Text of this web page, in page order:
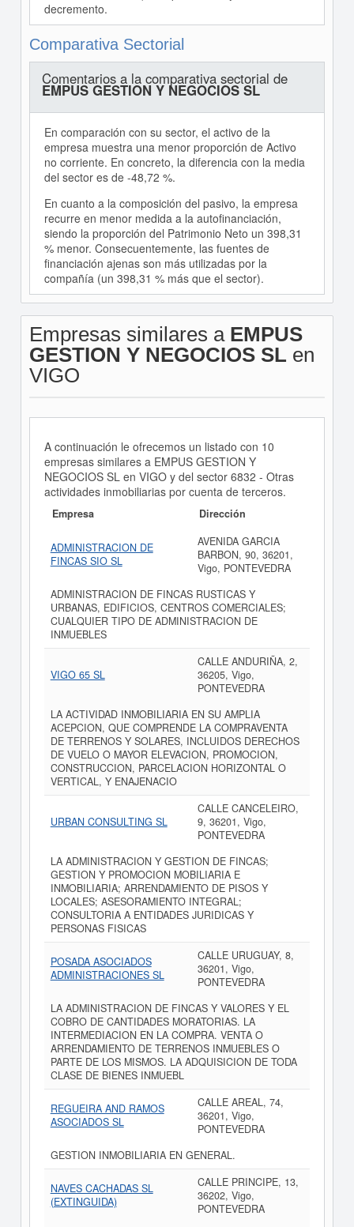
decremento.
Comparativa Sectorial
Comentarios a la comparativa sectorial de
EMPUS GESTION Y NEGOCIOS SL
En comparación con su sector, el activo de la
empresa muestra una menor proporción de Activo
no corriente. En concreto, la diferencia con la media
del sector es de -48,72 %.
En cuanto a la composición del pasivo, la empresa
recurre en menor medida a la autofinanciación,
siendo la proporción del Patrimonio Neto un 398,31
% menor. Consecuentemente, las fuentes de
financiación ajenas son más utilizadas por la
compañía (un 398,31 % más que el sector).
Empresas similares a EMPUS
GESTION Y NEGOCIOS SL en
VIGO
A continuación le ofrecemos un listado con 10
empresas similares a EMPUS GESTION Y
NEGOCIOS SL en VIGO y del sector 6832 - Otras
actividades inmobiliarias por cuenta de terceros.
Empresa Dirección
ADMINISTRACION DE
FINCAS SIO SL
AVENIDA GARCIA
BARBON, 90, 36201,
Vigo, PONTEVEDRA
ADMINISTRACION DE FINCAS RUSTICAS Y
URBANAS, EDIFICIOS, CENTROS COMERCIALES;
CUALQUIER TIPO DE ADMINISTRACION DE
INMUEBLES
VIGO 65 SL
CALLE ANDURIÑA, 2,
36205, Vigo,
PONTEVEDRA
LA ACTIVIDAD INMOBILIARIA EN SU AMPLIA
ACEPCION, QUE COMPRENDE LA COMPRAVENTA
DE TERRENOS Y SOLARES, INCLUIDOS DERECHOS
DE VUELO O MAYOR ELEVACION, PROMOCION,
CONSTRUCCION, PARCELACION HORIZONTAL O
VERTICAL, Y ENAJENACIO
URBAN CONSULTING SL
CALLE CANCELEIRO,
9, 36201, Vigo,
PONTEVEDRA
LA ADMINISTRACION Y GESTION DE FINCAS;
GESTION Y PROMOCION MOBILIARIA E
INMOBILIARIA; ARRENDAMIENTO DE PISOS Y
LOCALES; ASESORAMIENTO INTEGRAL;
CONSULTORIA A ENTIDADES JURIDICAS Y
PERSONAS FISICAS
POSADA ASOCIADOS
ADMINISTRACIONES SL
CALLE URUGUAY, 8,
36201, Vigo,
PONTEVEDRA
LA ADMINISTRACION DE FINCAS Y VALORES Y EL
COBRO DE CANTIDADES MORATORIAS. LA
INTERMEDIACION EN LA COMPRA. VENTA O
ARRENDAMIENTO DE TERRENOS INMUEBLES O
PARTE DE LOS MISMOS. LA ADQUISICION DE TODA
CLASE DE BIENES INMUEBL
REGUEIRA AND RAMOS
ASOCIADOS SL
CALLE AREAL, 74,
36201, Vigo,
PONTEVEDRA
GESTION INMOBILIARIA EN GENERAL.
NAVES CACHADAS SL
(EXTINGUIDA)
CALLE PRINCIPE, 13,
36202, Vigo,
PONTEVEDRA